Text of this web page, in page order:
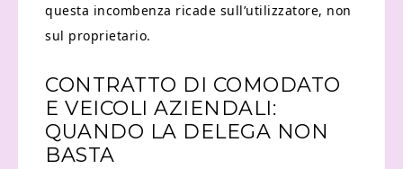
questa incombenza ricade sull’utilizzatore, non
sul proprietario.
CONTRATTO DI COMODATO
E VEICOLI AZIENDALI:
QUANDO LA DELEGA NON
BASTA